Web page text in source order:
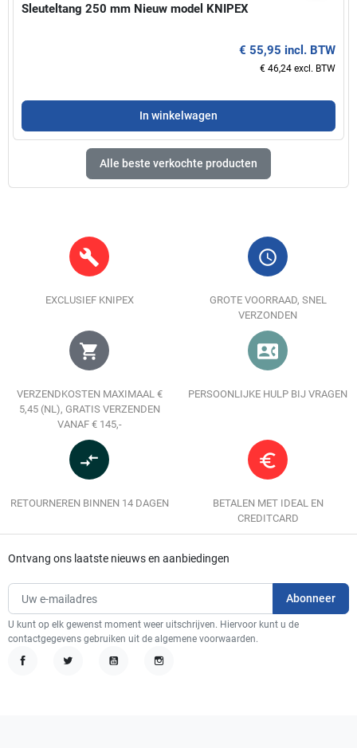
Sleuteltang 250 mm Nieuw model KNIPEX
€ 55,95 incl. BTW
€ 46,24 excl. BTW
In winkelwagen
Alle beste verkochte producten
build
EXCLUSIEF KNIPEX
query_builder
GROTE VOORRAAD, SNEL
VERZONDEN
shopping_cart
VERZENDKOSTEN MAXIMAAL €
5,45 (NL), GRATIS VERZENDEN
VANAF € 145,-
contact_phone
PERSOONLIJKE HULP BIJ VRAGEN
compare_arrows
RETOURNEREN BINNEN 14 DAGEN
euro_symbol
BETALEN MET IDEAL EN
CREDITCARD
Ontvang ons laatste nieuws en aanbiedingen
U kunt op elk gewenst moment weer uitschrijven. Hiervoor kunt u de
contactgegevens gebruiken uit de algemene voorwaarden.